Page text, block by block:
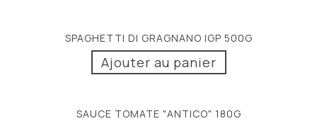
SPAGHETTI DI GRAGNANO IGP 500G
Ajouter au panier
SAUCE TOMATE "ANTICO" 180G